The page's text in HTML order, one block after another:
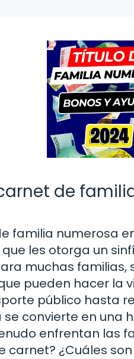
de
familia numerosa
les otorga un
muchas
pueden hacer la
público hasta
convierte en una
enfrentan las
carnet? ¿Cuáles